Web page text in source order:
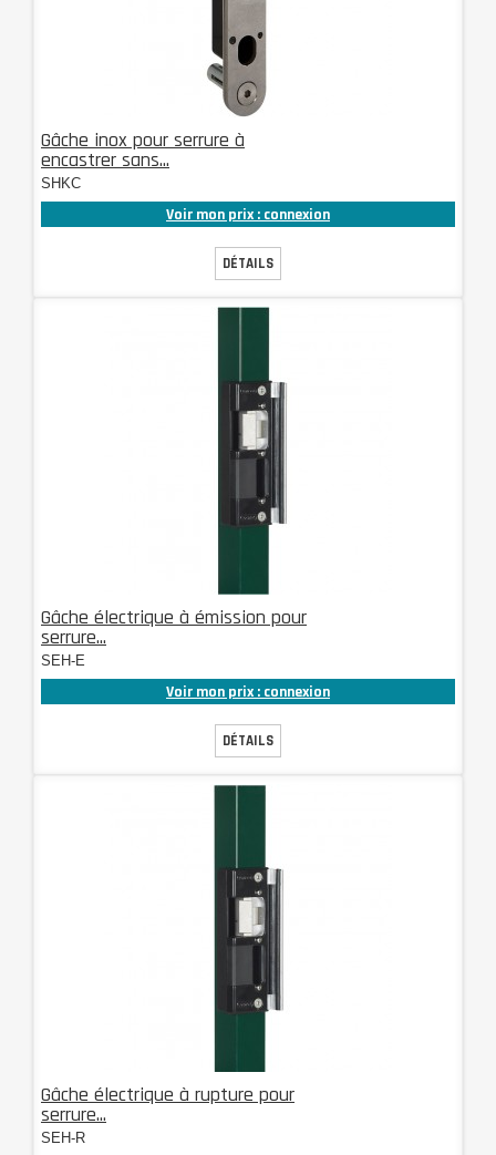
Gâche inox pour serrure à
encastrer sans...
SHKC
Voir mon prix : connexion
DÉTAILS
Gâche électrique à émission pour
serrure...
SEH-E
Voir mon prix : connexion
DÉTAILS
Gâche électrique à rupture pour
serrure...
SEH-R